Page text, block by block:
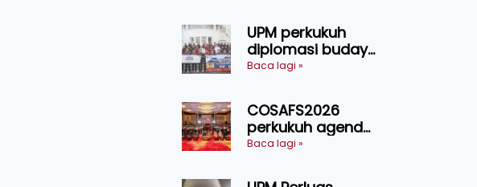
pingat emas
UPM perkukuh
diplomasi budaya
Malaysia-
Narasi Nusantara
Baca lagi »
COSAFS2026
perkukuh agenda
keselamatan
AgriHub pacu
Baca lagi »